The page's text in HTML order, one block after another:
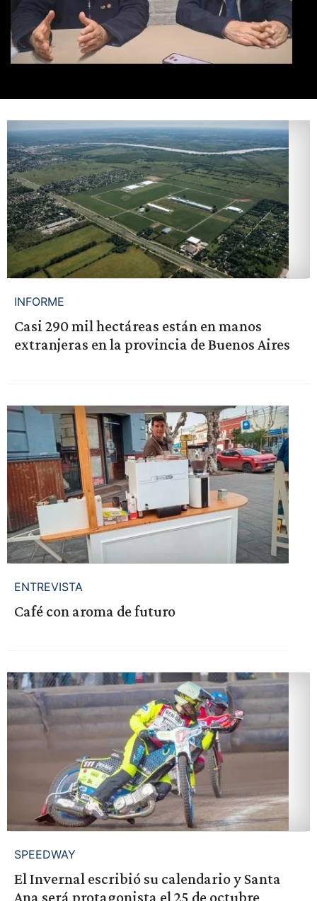
INFORME
Casi 290 mil hectáreas están en manos
extranjeras en la provincia de Buenos Aires
ENTREVISTA
Café con aroma de futuro
SPEEDWAY
El Invernal escribió su calendario y Santa
Ana será protagonista el 25 de octubre